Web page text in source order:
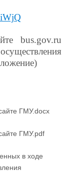
bus.gov.ru
ГМУ.docx
ГМУ.pdf
в ходе